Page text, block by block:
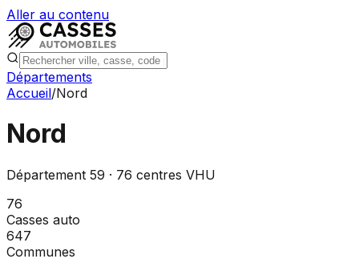
Aller au contenu
Départements
Accueil/Nord
Nord
Département 59 · 76 centres VHU
76
Casses auto
647
Communes